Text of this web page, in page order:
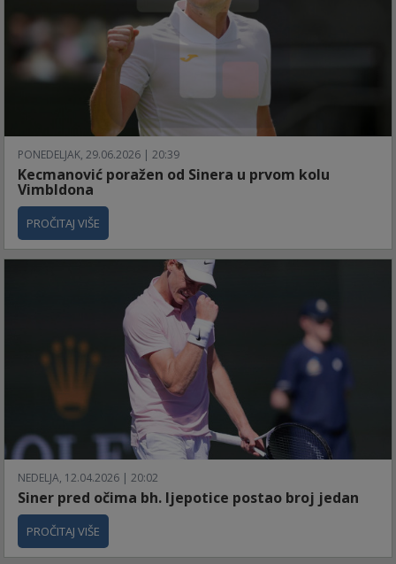
PONEDELJAK, 29.06.2026 | 20:39
Kecmanović poražen od Sinera u prvom kolu
Vimbldona
PROČITAJ VIŠE
NEDELJA, 12.04.2026 | 20:02
Siner pred očima bh. ljepotice postao broj jedan
PROČITAJ VIŠE